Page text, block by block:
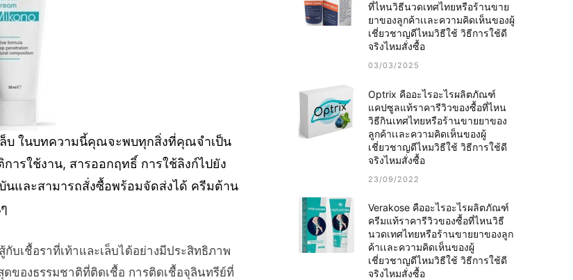
ล็บ ในบทความนี้คุณจะพบทุกสิ่งที่คุณจำเป็น
รใช้งาน, สารออกฤทธิ์ การใช้ลิงก์ไปยัง
นและสามารถสั่งซื้อพร้อมจัดส่งได้ ครีมต้าน
บเชื้อราที่เท้าและเล็บได้อย่างมีประสิทธิภาพ
ของธรรมชาติที่ติดเชื้อ การติดเชื้อจุลินทรีย์ที่
ที่ไหนวิธีนวดเทศไทยหรือร้านขาย
ยาของลูกค้าเเละความคิดเห็นของผู้
เชี่ยวชาญดีไหมวิธีใช้ วิธีการใช้ดี
จริงไหมสั่งซื้อ
03/03/2025
Optrix คืออะไรอะไรผลิตภัณฑ์
แคปซูลแท้ราคารีวิวของซื้อที่ไหน
วิธีกินเทศไทยหรือร้านขายยาของ
ลูกค้าเเละความคิดเห็นของผู้
เชี่ยวชาญดีไหมวิธีใช้ วิธีการใช้ดี
จริงไหมสั่งซื้อ
23/09/2022
Verakose คืออะไรอะไรผลิตภัณฑ์
ครีมแท้ราคารีวิวของซื้อที่ไหนวิธี
นวดเทศไทยหรือร้านขายยาของลูก
ค้าเเละความคิดเห็นของผู้
เชี่ยวชาญดีไหมวิธีใช้ วิธีการใช้ดี
จริงไหมสั่งซื้อ